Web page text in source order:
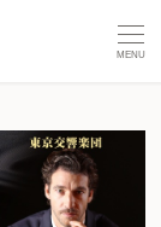
MENU